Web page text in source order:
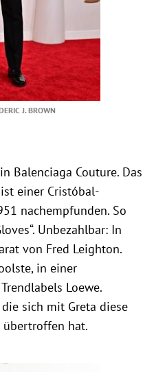
J. BROWN
Balenciaga Couture. Das
einer Cristóbal-
nachempfunden. So
Unbezahlbar: In
von Fred Leighton.
in einer
Loewe.
sich mit Greta diese
übertroffen hat.